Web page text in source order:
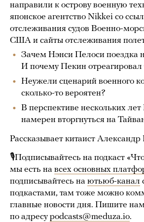
направили к острову военную
японское агентство Nikkei со
отслеживания судов Военно-
США и сайты отслеживания
Зачем Нэнси Пелоси поездка
И почему Пекин отреагировал
Неужели сценарий военного
сколько-то вероятен?
В перспективе нескольких
намерен вторгнуться на
Рассказывает китаист Александр
🎙Подписывайтесь на подкаст
мы есть на всех основных
подписывайтесь на ютьюб-канал
подкастами, там тоже можно
главные новости дня. Пишите
по адресуpodcasts@meduza.io.